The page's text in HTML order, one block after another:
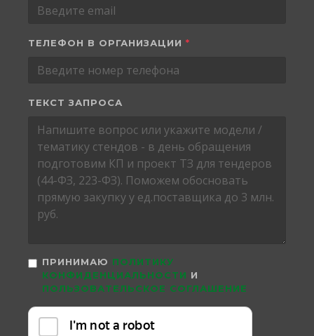
ТЕЛЕФОН В ОРГАНИЗАЦИИ *
ТЕКСТ ЗАПРОСА
ПРИНИМАЮ ПОЛИТИКУ
КОНФИДЕНЦИАЛЬНОСТИ И
ПОЛЬЗОВАТЕЛЬСКОЕ СОГЛАШЕНИЕ